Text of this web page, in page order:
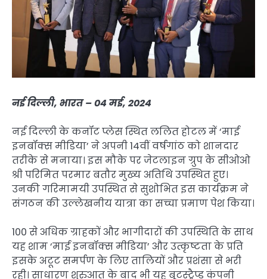
नई दिल्ली, भारत – 04 मई, 2024
नई दिल्ली के कनॉट प्लेस स्थित ललित होटल में ‘माई
इनबॉक्स मीडिया’ ने अपनी 14वीं वर्षगांठ को शानदार
तरीके से मनाया। इस मौके पर जेटलाइन ग्रुप के सीओओ
श्री परिमित परमार बतौर मुख्य अतिथि उपस्थित हुए।
उनकी गरिमामयी उपस्थित से सुशोभित इस कार्यक्रम ने
संगठन की उल्लेखनीय यात्रा का सच्चा प्रमाण पेश किया।
100 से अधिक ग्राहकों और भागीदारों की उपस्थिति के साथ
यह शाम ‘माई इनबॉक्स मीडिया’ और उत्कृष्टता के प्रति
इसके अटूट समर्पण के लिए तालियों और प्रशंसा से भरी
रही। साधारण शुरुआत के बाद भी यह बूटस्ट्रैप्ड कंपनी